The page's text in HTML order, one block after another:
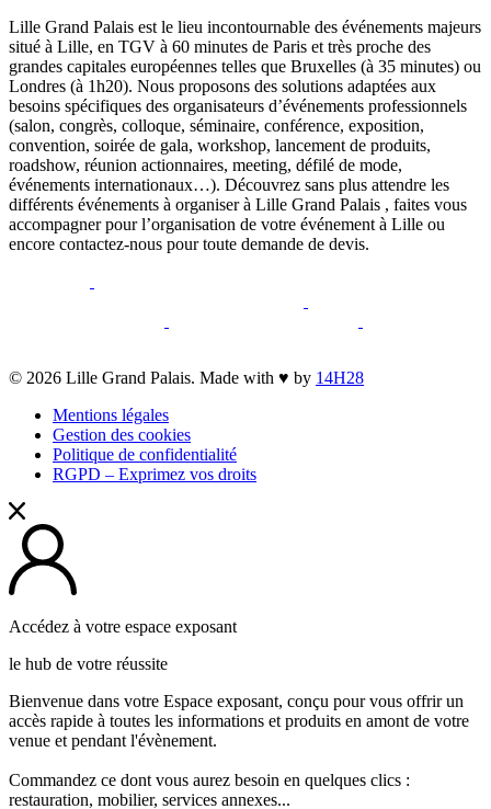
Lille Grand Palais est le lieu incontournable des événements majeurs
situé à Lille, en TGV à 60 minutes de Paris et très proche des
grandes capitales européennes telles que Bruxelles (à 35 minutes) ou
Londres (à 1h20). Nous proposons des solutions adaptées aux
besoins spécifiques des organisateurs d’événements professionnels
(salon, congrès, colloque, séminaire, conférence, exposition,
convention, soirée de gala, workshop, lancement de produits,
roadshow, réunion actionnaires, meeting, défilé de mode,
événements internationaux…). Découvrez sans plus attendre les
différents événements à organiser à Lille Grand Palais , faites vous
accompagner pour l’organisation de votre événement à Lille ou
encore contactez-nous pour toute demande de devis.
window
window
new
© 2026 Lille Grand Palais. Made with ♥ by 14H28opens
Mentions légales
Gestion des cookies
Politique de confidentialité
RGPD – Exprimez vos droits
Accédez à votre espace exposant
le hub de votre réussite
Bienvenue dans votre Espace exposant, conçu pour vous offrir un
accès rapide à toutes les informations et produits en amont de votre
venue et pendant l'évènement.
Commandez ce dont vous aurez besoin en quelques clics :
restauration, mobilier, services annexes...